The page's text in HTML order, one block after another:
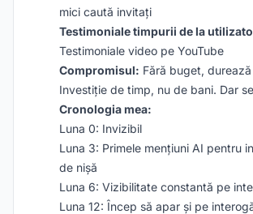
mici caută invitați
Testimoniale timpurii de la
Testimoniale video pe YouTube
Compromisul: Fără buget,
Investiție de timp, nu de bani. Dar
Cronologia mea:
Luna 0: Invizibil
Luna 3: Primele mențiuni AI pentru
de nișă
Luna 6: Vizibilitate constantă pe
Luna 12: Încep să apar și pe